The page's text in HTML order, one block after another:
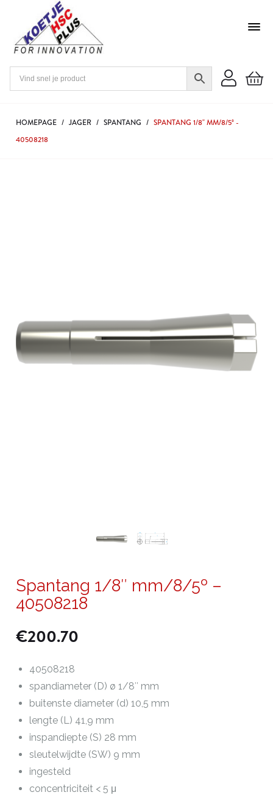
HOMEPAGE / JAGER / SPANTANG / SPANTANG 1/8" MM/8/5º -
40508218
Spantang 1/8″ mm/8/5º –
40508218
€200.70
40508218
spandiameter (D) ø 1/8″ mm
buitenste diameter (d) 10,5 mm
lengte (L) 41,9 mm
inspandiepte (S) 28 mm
sleutelwijdte (SW) 9 mm
ingesteld
concentriciteit < 5 μ